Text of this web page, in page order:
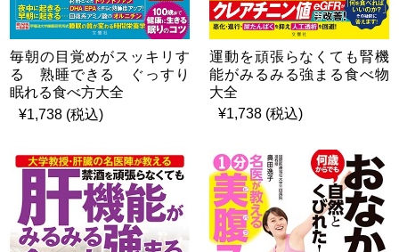
毎朝の目覚めがスッキリす
る 熟睡できる ぐっすり
眠れる食べ方大全
¥1,738 (税込)
運動を頑張らなくても腎機
能がみるみる強まる食べ物
大全
¥1,738 (税込)